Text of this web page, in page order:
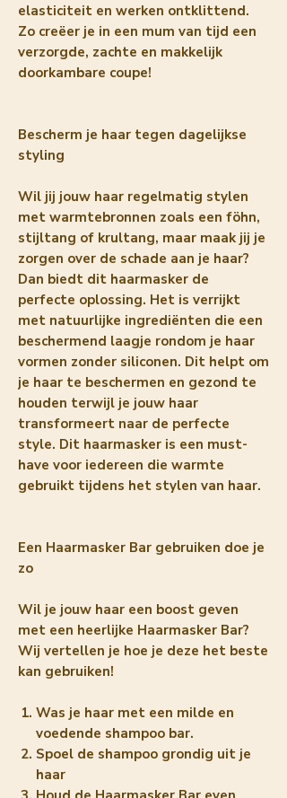
elasticiteit en werken ontklittend.
Zo creëer je in een mum van tijd een
verzorgde, zachte en makkelijk
doorkambare coupe!
Bescherm je haar tegen dagelijkse
styling
Wil jij jouw haar regelmatig stylen
met warmtebronnen zoals een föhn,
stijltang of krultang, maar maak jij je
zorgen over de schade aan je haar?
Dan biedt dit haarmasker de
perfecte oplossing. Het is verrijkt
met natuurlijke ingrediënten die een
beschermend laagje rondom je haar
vormen zonder siliconen. Dit helpt om
je haar te beschermen en gezond te
houden terwijl je jouw haar
transformeert naar de perfecte
style. Dit haarmasker is een must-
have voor iedereen die warmte
gebruikt tijdens het stylen van haar.
Een Haarmasker Bar gebruiken doe je
zo
Wil je jouw haar een boost geven
met een heerlijke Haarmasker Bar?
Wij vertellen je hoe je deze het beste
kan gebruiken!
Was je haar met een milde en
voedende shampoo bar.
Spoel de shampoo grondig uit je
haar